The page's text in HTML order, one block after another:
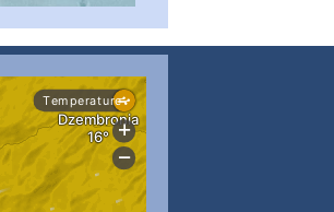
#PipIvanWeather